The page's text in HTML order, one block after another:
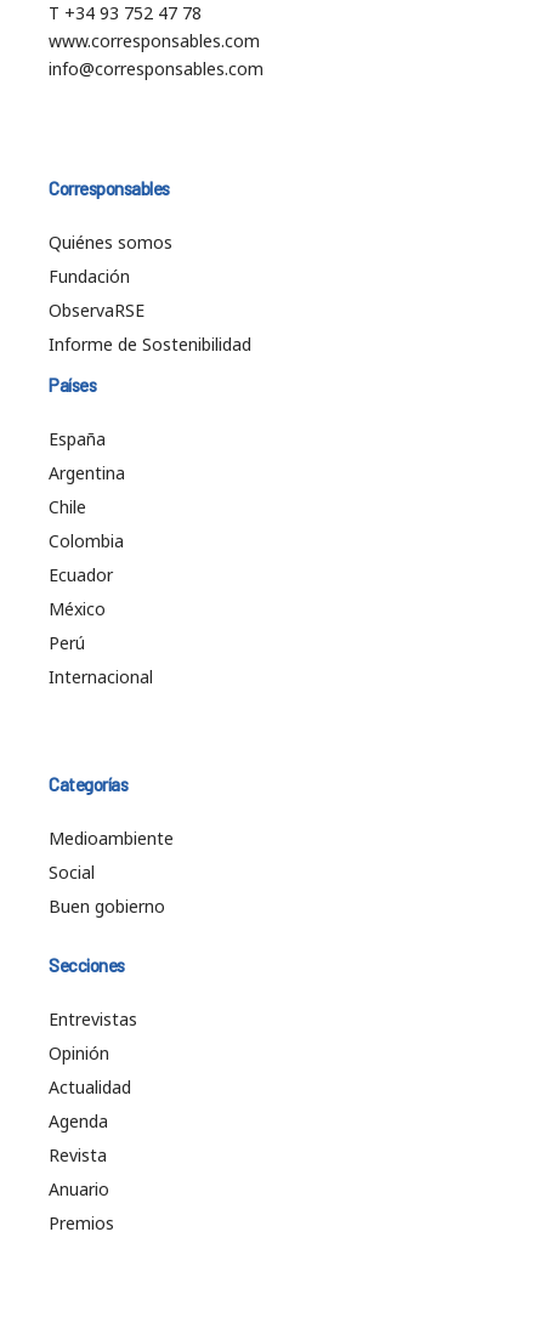
T +34 93 752 47 78
www.corresponsables.com
info@corresponsables.com
Corresponsables
Quiénes somos
Fundación
ObservaRSE
Informe de Sostenibilidad
Países
España
Argentina
Chile
Colombia
Ecuador
México
Perú
Internacional
Categorías
Medioambiente
Social
Buen gobierno
Secciones
Entrevistas
Opinión
Actualidad
Agenda
Revista
Anuario
Premios